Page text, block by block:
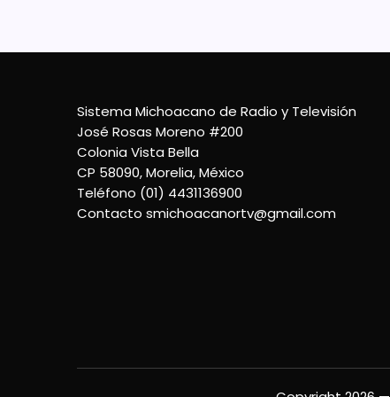
Sistema Michoacano de Radio y Televisión
José Rosas Moreno #200
Colonia Vista Bella
CP 58090, Morelia, México
Teléfono (01) 4431136900
Contacto smichoacanortv@gmail.com